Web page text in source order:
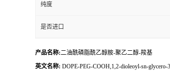
纯度
是否进口
产品名称:二油酰磷脂酰乙醇胺-聚乙二醇-羧基
英文名称: DOPE-PEG-COOH,1,2-dioleoyl-sn-glycero-